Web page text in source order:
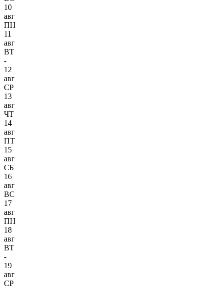
10
авг
ПН
11
авг
ВТ
-
12
авг
СР
13
авг
ЧТ
14
авг
ПТ
15
авг
СБ
16
авг
ВС
17
авг
ПН
18
авг
ВТ
-
19
авг
СР